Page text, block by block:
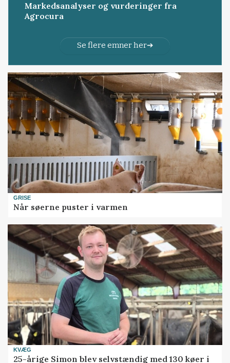
Markedsanalyser og vurderinger fra
Agrocura
Se flere emner her
GRISE
Når søerne puster i varmen
KVÆG
25-årige Simon blev selvstændig med 130 køer i